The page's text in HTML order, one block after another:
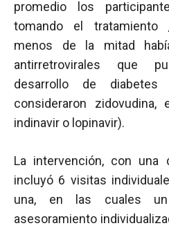
promedio los
tomando el tratamiento
menos de la mitad
antirretrovirales que
desarrollo de
consideraron zidovudina,
indinavir o lopinavir).
La intervención, con una
incluyó 6 visitas
una, en las cuales un
asesoramiento